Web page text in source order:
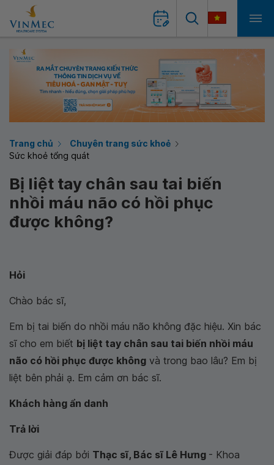
Trang chủ
Chuyên trang sức khoẻ
Sức khoẻ tổng quát
Bị liệt tay chân sau tai biến
nhồi máu não có hồi phục
được không?
Hỏi
Chào bác sĩ,
Em bị tai biến do nhồi máu não không đặc hiệu. Xin bác
sĩ cho em biết bị liệt tay chân sau tai biến nhồi máu
não có hồi phục được không và trong bao lâu? Em bị
liệt bên phải ạ. Em cảm ơn bác sĩ.
Khách hàng ẩn danh
Trả lời
Được giải đáp bởi Thạc sĩ, Bác sĩ Lê Hưng - Khoa